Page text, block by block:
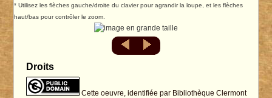
* Utilisez les flèches gauche/droite du clavier pour agrandir la loupe, et les flèches
haut/bas pour contrôler le zoom.
Droits
Cette oeuvre, identifiée par Bibliothèque Clermont